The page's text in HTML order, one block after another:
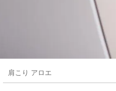
肩こり アロエ